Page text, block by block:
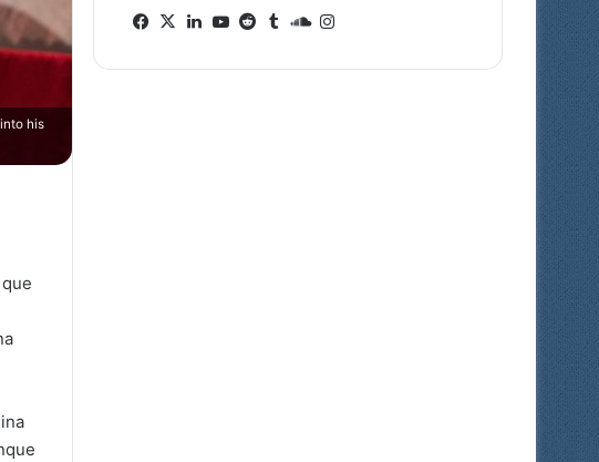
his
que
Facebook
X LinkedIn
YouTube
RedditTumblrSoundCloud